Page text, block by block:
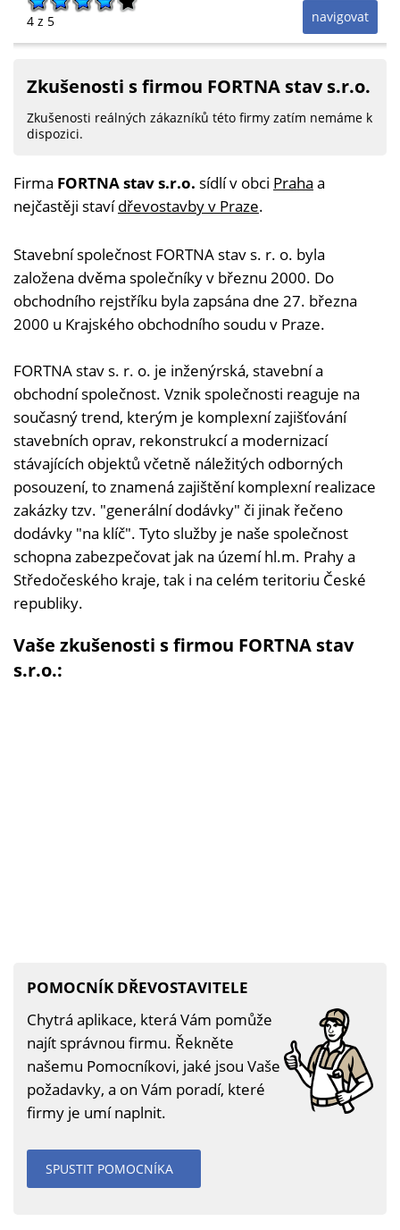
navigovat
4 z 5
Zkušenosti s firmou FORTNA stav s.r.o.
Zkušenosti reálných zákazníků této firmy zatím nemáme k
dispozici.
Firma FORTNA stav s.r.o. sídlí v obci Praha a
nejčastěji stavídřevostavby v Praze.
Stavební společnost FORTNA stav s. r. o. byla
založena dvěma společníky v březnu 2000. Do
obchodního rejstříku byla zapsána dne 27. března
2000 u Krajského obchodního soudu v Praze.
FORTNA stav s. r. o. je inženýrská, stavební a
obchodní společnost. Vznik společnosti reaguje na
současný trend, kterým je komplexní zajišťování
stavebních oprav, rekonstrukcí a modernizací
stávajících objektů včetně náležitých odborných
posouzení, to znamená zajištění komplexní realizace
zakázky tzv. "generální dodávky" či jinak řečeno
dodávky "na klíč". Tyto služby je naše společnost
schopna zabezpečovat jak na území hl.m. Prahy a
Středočeského kraje, tak i na celém teritoriu České
republiky.
Vaše zkušenosti s firmou FORTNA stav
s.r.o.:
POMOCNÍK DŘEVOSTAVITELE
Chytrá aplikace, která Vám pomůže
najít správnou firmu. Řekněte
našemu Pomocníkovi, jaké jsou Vaše
požadavky, a on Vám poradí, které
firmy je umí naplnit.
SPUSTIT POMOCNÍKA